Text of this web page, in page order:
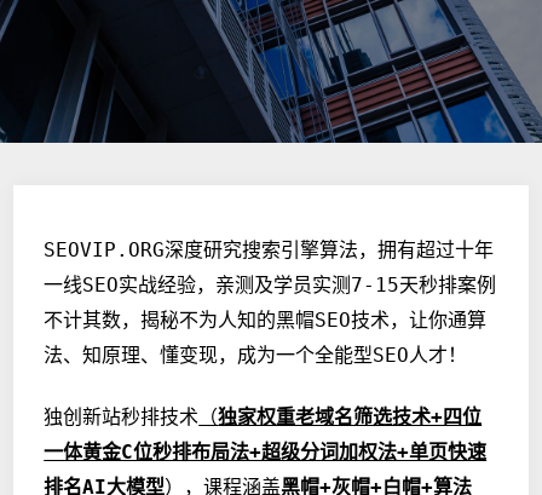
SEOVIP.ORG深度研究搜索引擎算法，拥有超过十年
一线SEO实战经验，亲测及学员实测7-15天秒排案例
不计其数，揭秘不为人知的黑帽SEO技术，让你通算
法、知原理、懂变现，成为一个全能型SEO人才！
独创新站秒排技术 （独家权重老域名筛选技术+四位
一体黄金C位秒排布局法+超级分词加权法+单页快速
排名AI大模型） ，课程涵盖黑帽+灰帽+白帽+算法